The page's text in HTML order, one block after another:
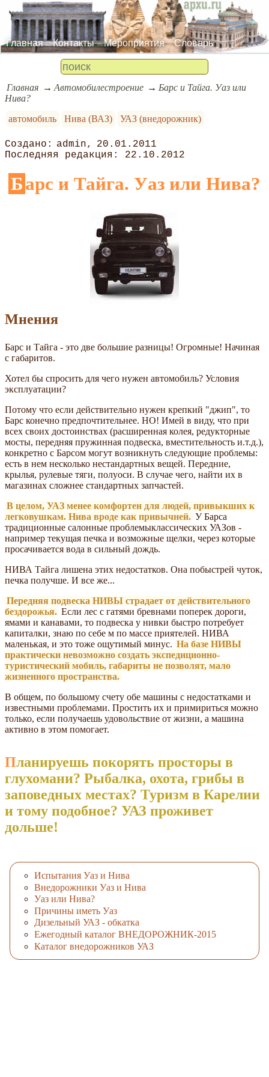
Главная Контакты Мероприятия Словарь
Главная Автомобилестроение
Барс и Тайга. Уаз или
Нива?
автомобиль
Нива (ВАЗ) УАЗ (внедорожник)
admin
20.01.2011
22.10.2012
Барс и Тайга. Уаз или Нива?
Мнения
Барс и Тайга - это две большие разницы! Огромные! Начиная
с габаритов.
Хотел бы спросить для чего нужен автомобиль? Условия
эксплуатации?
Потому что если действительно нужен крепкий "джип", то
Барс конечно предпочтительнее. НО! Имей в виду, что при
всех своих достоинствах (расширенная колея, редукторные
мосты, передняя пружинная подвеска, вместительность и.т.д.),
конкретно с Барсом могут возникнуть следующие проблемы:
есть в нем несколько нестандартных вещей. Передние,
крылья, рулевые тяги, полуоси. В случае чего, найти их в
магазинах сложнее стандартных запчастей.
В целом, УАЗ менее комфортен для людей, привыкших к
легковушкам. Нива вроде как привычней. У Барса
традиционные салонные проблемыклассических УАЗов -
например текущая печка и возможные щелки, через которые
просачивается вода в сильный дождь.
НИВА Тайга лишена этих недостатков. Она побыстрей чуток,
печка получше. И все же...
Передняя подвеска НИВЫ страдает от действительного
бездорожья. Если лес с гатями бревнами поперек дороги,
ямами и канавами, то подвеска у нивки быстро потребует
капиталки, знаю по себе м по массе приятелей. НИВА
маленькая, и это тоже ощутимый минус. На базе НИВЫ
практически невозможно создать экспедиционно-
туристический мобиль, габариты не позволят, мало
жизненного пространства.
В общем, по большому счету обе машины с недостатками и
известными проблемами. Простить их и примириться можно
только, если получаешь удовольствие от жизни, а машина
активно в этом помогает.
Планируешь покорять просторы в
глухомани? Рыбалка, охота, грибы в
заповедных местах? Туризм в Карелии
и тому подобное? УАЗ проживет
дольше!
Испытания Уаз и Нива
Внедорожники Уаз и Нива
Уаз или Нива?
Причины иметь Уаз
Дизельный УАЗ - обкатка
Ежегодный каталог ВНЕДОРОЖНИК-2015
Каталог внедорожников УАЗ